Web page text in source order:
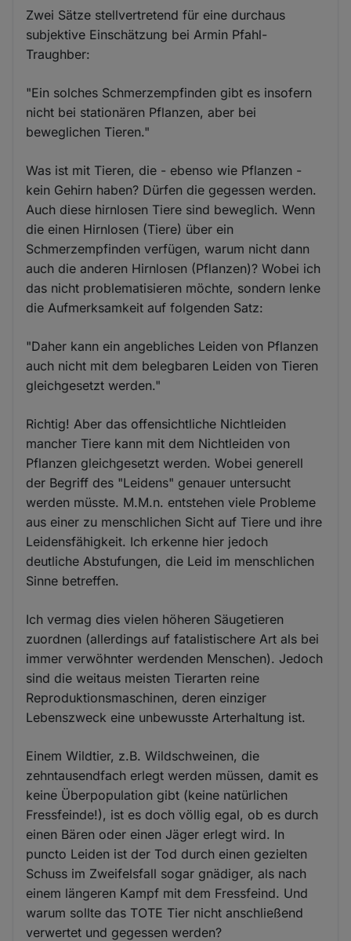
Zwei Sätze stellvertretend für eine durchaus
subjektive Einschätzung bei Armin Pfahl-
Traughber:
"Ein solches Schmerzempfinden gibt es insofern
nicht bei stationären Pflanzen, aber bei
beweglichen Tieren."
Was ist mit Tieren, die - ebenso wie Pflanzen -
kein Gehirn haben? Dürfen die gegessen werden.
Auch diese hirnlosen Tiere sind beweglich. Wenn
die einen Hirnlosen (Tiere) über ein
Schmerzempfinden verfügen, warum nicht dann
auch die anderen Hirnlosen (Pflanzen)? Wobei ich
das nicht problematisieren möchte, sondern lenke
die Aufmerksamkeit auf folgenden Satz:
"Daher kann ein angebliches Leiden von Pflanzen
auch nicht mit dem belegbaren Leiden von Tieren
gleichgesetzt werden."
Richtig! Aber das offensichtliche Nichtleiden
mancher Tiere kann mit dem Nichtleiden von
Pflanzen gleichgesetzt werden. Wobei generell
der Begriff des "Leidens" genauer untersucht
werden müsste. M.M.n. entstehen viele Probleme
aus einer zu menschlichen Sicht auf Tiere und ihre
Leidensfähigkeit. Ich erkenne hier jedoch
deutliche Abstufungen, die Leid im menschlichen
Sinne betreffen.
Ich vermag dies vielen höheren Säugetieren
zuordnen (allerdings auf fatalistischere Art als bei
immer verwöhnter werdenden Menschen). Jedoch
sind die weitaus meisten Tierarten reine
Reproduktionsmaschinen, deren einziger
Lebenszweck eine unbewusste Arterhaltung ist.
Einem Wildtier, z.B. Wildschweinen, die
zehntausendfach erlegt werden müssen, damit es
keine Überpopulation gibt (keine natürlichen
Fressfeinde!), ist es doch völlig egal, ob es durch
einen Bären oder einen Jäger erlegt wird. In
puncto Leiden ist der Tod durch einen gezielten
Schuss im Zweifelsfall sogar gnädiger, als nach
einem längeren Kampf mit dem Fressfeind. Und
warum sollte das TOTE Tier nicht anschließend
verwertet und gegessen werden?